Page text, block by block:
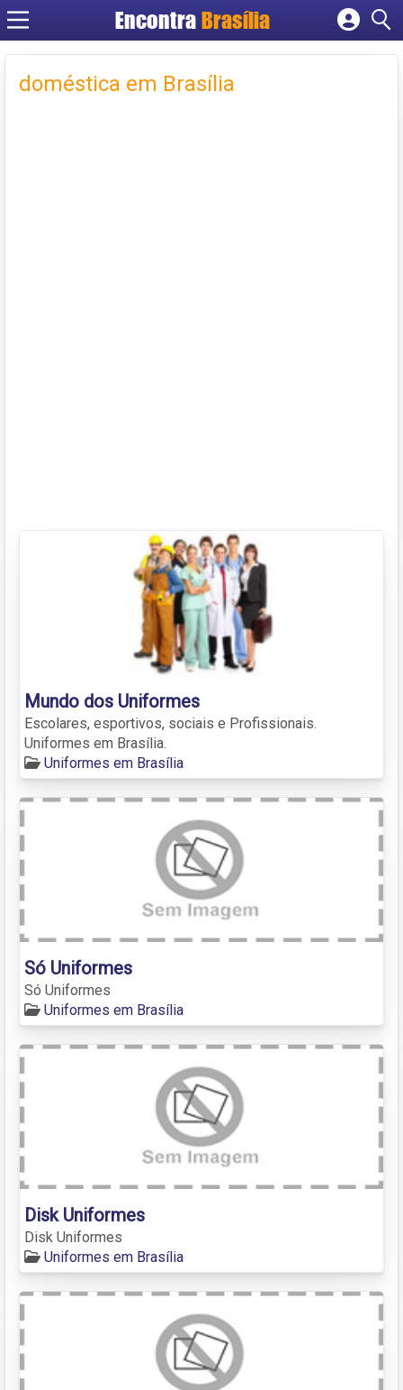
EncontraBrasília
Cadastrar empresa
Criar conta
doméstica em Brasília
Mundo dos Uniformes
Escolares, esportivos, sociais e Profissionais.
Uniformes em Brasília.
Uniformes em Brasília
Só Uniformes
Só Uniformes
Uniformes em Brasília
Disk Uniformes
Disk Uniformes
Uniformes em Brasília